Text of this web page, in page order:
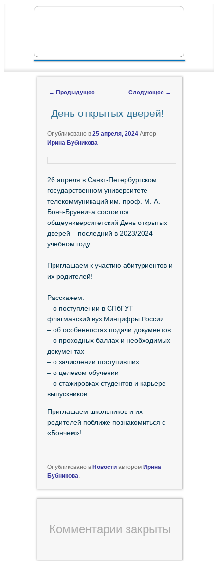
ГЛАВНОЕ МЕНЮ
← Предыдущее Следующее →
День открытых дверей!
Опубликовано в 25 апреля, 2024 Автор
Ирина Бубникова
26 апреля в Санкт-Петербургском
государственном университете
телекоммуникаций им. проф. М. А.
Бонч-Бруевича состоится
общеуниверситетский День открытых
дверей – последний в 2023/2024
учебном году.
Приглашаем к участию абитуриентов и
их родителей!
Расскажем:
– о поступлении в СПбГУТ –
флагманский вуз Минцифры России
– об особенностях подачи документов
– о проходных баллах и необходимых
документах
– о зачислении поступивших
– о целевом обучении
– о стажировках студентов и карьере
выпускников
Приглашаем школьников и их
родителей поближе познакомиться с
«Бончем»!
Опубликовано в Новостиавтором Ирина
Бубникова.
Комментарии закрыты